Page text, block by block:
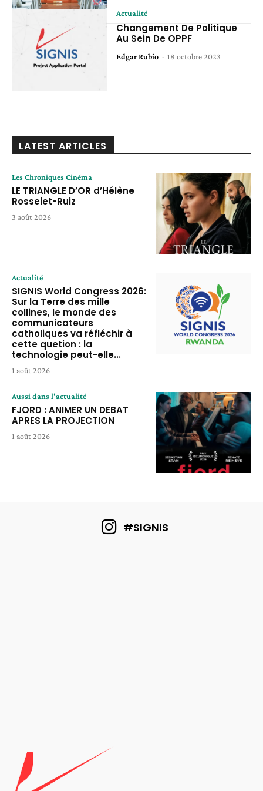
Actualité
Changement De Politique
Au Sein De OPPF
Edgar Rubio - 18 octobre 2023
LATEST ARTICLES
Les Chroniques Cinéma
LE TRIANGLE D’OR d’Hélène
Rosselet-Ruiz
3 août 2026
Actualité
SIGNIS World Congress 2026:
Sur la Terre des mille
collines, le monde des
communicateurs
catholiques va réfléchir à
cette quetion : la
technologie peut-elle...
1 août 2026
Aussi dans l'actualité
FJORD : ANIMER UN DEBAT
APRES LA PROJECTION
1 août 2026
#SIGNIS